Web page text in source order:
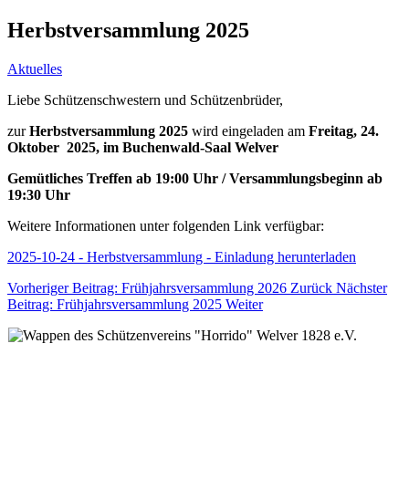
Herbstversammlung 2025
Aktuelles
Liebe Schützenschwestern und Schützenbrüder,
zurHerbstversammlung 2025 wird eingeladen am Freitag, 24.
Oktober 2025, im Buchenwald-Saal Welver
Gemütliches Treffen ab 19:00 Uhr / Versammlungsbeginn ab
19:30 Uhr
Weitere Informationen unter folgenden Link verfügbar:
2025-10-24 - Herbstversammlung - Einladung herunterladen
Vorheriger Beitrag: Frühjahrsversammlung 2026 Zurück Nächster
Beitrag: Frühjahrsversammlung 2025 Weiter